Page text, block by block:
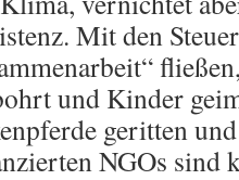
Mit den
und Kinder
geritten
NGOs sind